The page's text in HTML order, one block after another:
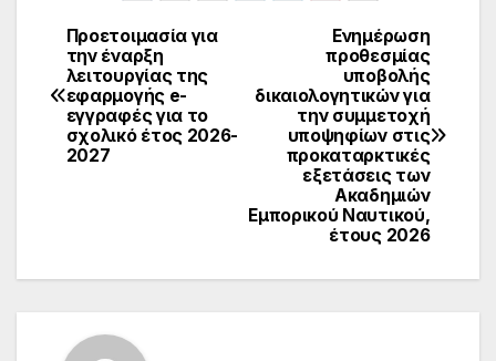
Ενημέρωση
προθεσμίας
υποβολής
δικαιολογητικών για
την συμμετοχή
υποψηφίων στις
προκαταρκτικές
εξετάσεις των
Ακαδημιών
Εμπορικού Ναυτικού,
έτους 2026
Προετοιμασία για
την έναρξη
λειτουργίας της
εφαρμογής e-
εγγραφές για το
σχολικό έτος 2026-
2027